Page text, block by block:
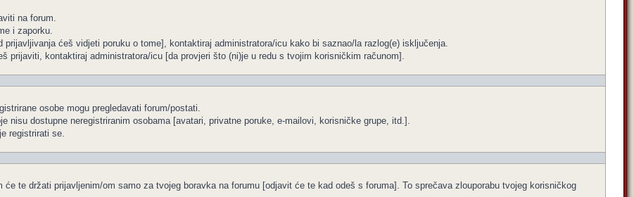
na forum.
i zaporku.
ćeš vidjeti poruku o tome], kontaktiraj administratora/icu kako bi saznao/la razlog(e) isključenja.
prijaviti, kontaktiraj administratora/icu [da provjeri što (ni)je u redu s tvojim korisničkim računom].
osobe mogu pregledavati forum/postati.
nisu dostupne neregistriranim osobama [avatari, privatne poruke, e-mailovi, korisničke grupe, itd.].
registrirati se.
će te držati prijavljenim/om samo za tvojeg boravka na forumu [odjavit će te kad odeš s foruma]. To sprečava zlouporabu tvojeg korisničkog